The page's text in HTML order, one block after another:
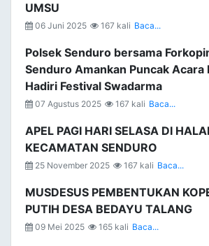
UMSU
06 Juni 2025 167 kali Baca...
Polsek Senduro bersama
Senduro Amankan Puncak Acara
Hadiri Festival Swadarma
07 Agustus 2025 167 kali Baca...
APEL PAGI HARI SELASA DI
KECAMATAN SENDURO
25 November 2025 167 kali Baca...
MUSDESUS PEMBENTUKAN
PUTIH DESA BEDAYU TALANG
09 Mei 2025 165 kali Baca...